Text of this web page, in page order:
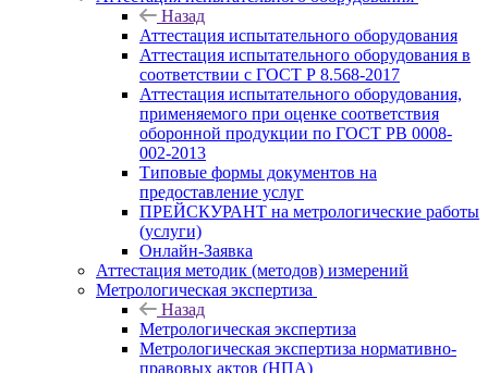
Назад
Аттестация испытательного оборудования
Аттестация испытательного оборудования в
соответствии с ГОСТ Р 8.568-2017
Аттестация испытательного оборудования,
применяемого при оценке соответствия
оборонной продукции по ГОСТ РВ 0008-
002-2013
Типовые формы документов на
предоставление услуг
ПРЕЙСКУРАНТ на метрологические работы
(услуги)
Онлайн-Заявка
Аттестация методик (методов) измерений
Метрологическая экспертиза
Назад
Метрологическая экспертиза
Метрологическая экспертиза нормативно-
правовых актов (НПА)